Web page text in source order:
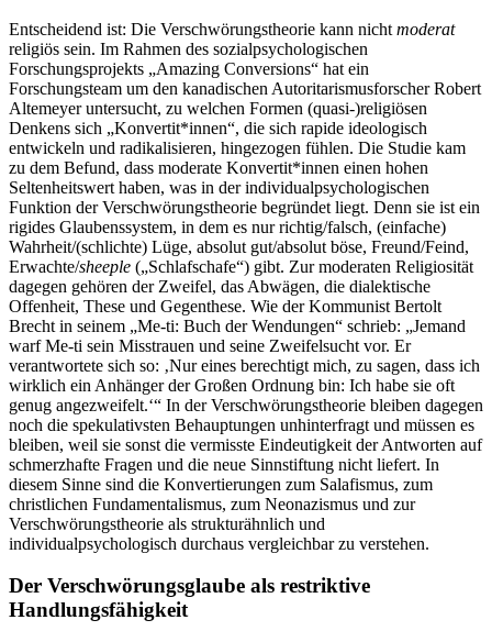
Entscheidend ist: Die Verschwörungstheorie kann nicht moderat
religiös sein. Im Rahmen des sozialpsychologischen
Forschungsprojekts „Amazing Conversions“ hat ein
Forschungsteam um den kanadischen Autoritarismusforscher Robert
Altemeyer untersucht, zu welchen Formen (quasi-)religiösen
Denkens sich „Konvertit*innen“, die sich rapide ideologisch
entwickeln und radikalisieren, hingezogen fühlen. Die Studie kam
zu dem Befund, dass moderate Konvertit*innen einen hohen
Seltenheitswert haben, was in der individualpsychologischen
Funktion der Verschwörungstheorie begründet liegt. Denn sie ist ein
rigides Glaubenssystem, in dem es nur richtig/falsch, (einfache)
Wahrheit/(schlichte) Lüge, absolut gut/absolut böse, Freund/Feind,
Erwachte/sheeple („Schlafschafe“) gibt. Zur moderaten Religiosität
dagegen gehören der Zweifel, das Abwägen, die dialektische
Offenheit, These und Gegenthese. Wie der Kommunist Bertolt
Brecht in seinem „Me-ti: Buch der Wendungen“ schrieb: „Jemand
warf Me-ti sein Misstrauen und seine Zweifelsucht vor. Er
verantwortete sich so: ‚Nur eines berechtigt mich, zu sagen, dass ich
wirklich ein Anhänger der Großen Ordnung bin: Ich habe sie oft
genug angezweifelt.‘“ In der Verschwörungstheorie bleiben dagegen
noch die spekulativsten Behauptungen unhinterfragt und müssen es
bleiben, weil sie sonst die vermisste Eindeutigkeit der Antworten auf
schmerzhafte Fragen und die neue Sinnstiftung nicht liefert. In
diesem Sinne sind die Konvertierungen zum Salafismus, zum
christlichen Fundamentalismus, zum Neonazismus und zur
Verschwörungstheorie als strukturähnlich und
individualpsychologisch durchaus vergleichbar zu verstehen.
Der Verschwörungsglaube als restriktive
Handlungsfähigkeit